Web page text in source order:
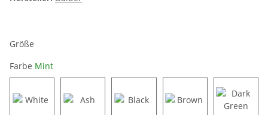
Größe
Farbe Mint